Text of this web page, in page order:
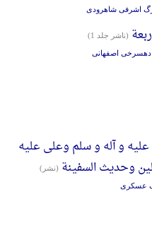
اشرفی شاهرودی
(ناشر جلد 1)
اصفهانی
و آله و سلم وعلی علیه
وحدیث السفینة (نشر)
عسکری